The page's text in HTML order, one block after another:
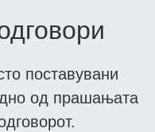
поставувани
од прашањата